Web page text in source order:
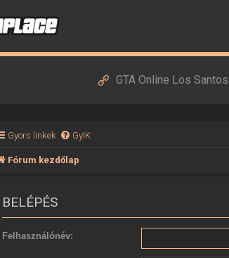
GTA Online Los
Gyors linkek GyIK
Fórum kezdőlap
BELÉPÉS
Felhasználónév: